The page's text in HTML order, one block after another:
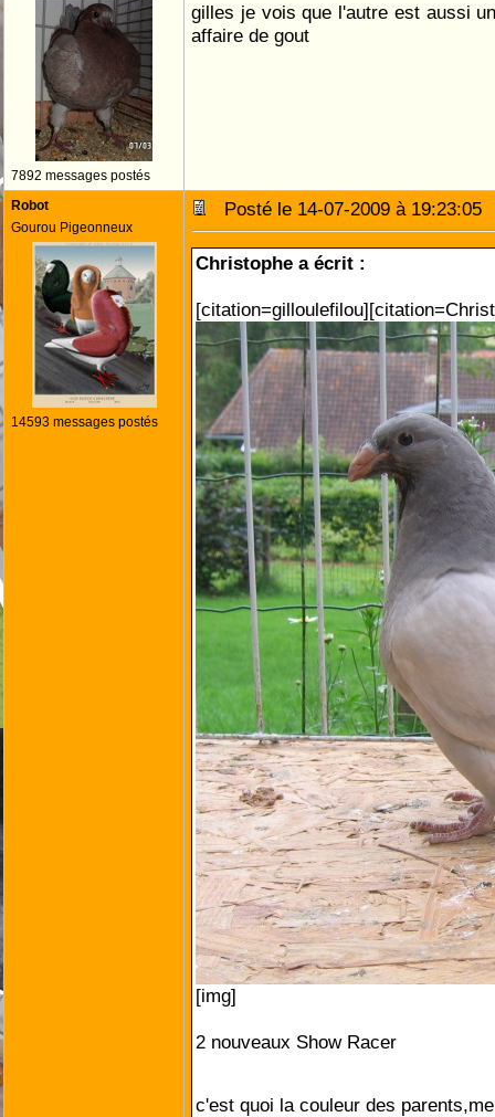
7892 messages postés
gilles je vois que l'autre est aussi
affaire de gout
Robot
Gourou Pigeonneux
14593 messages postés
Posté le 14-07-2009 à
Christophe a écrit :
[img]
2 nouveaux Show Racer
c'est quoi la couleur des